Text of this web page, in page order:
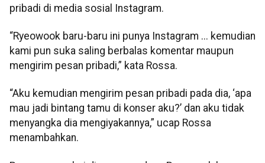
pribadi di media sosial Instagram.
“Ryeowook baru-baru ini punya Instagram ... kemudian
kami pun suka saling berbalas komentar maupun
mengirim pesan pribadi,” kata Rossa.
“Aku kemudian mengirim pesan pribadi pada dia, ‘apa
mau jadi bintang tamu di konser aku?’ dan aku tidak
menyangka dia mengiyakannya,” ucap Rossa
menambahkan.